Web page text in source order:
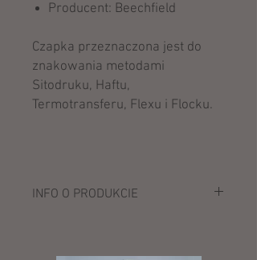
Producent: Beechfield
Czapka przeznaczona jest do
znakowania metodami
Sitodruku, Haftu,
Termotransferu, Flexu i Flocku.
INFO O PRODUKCIE